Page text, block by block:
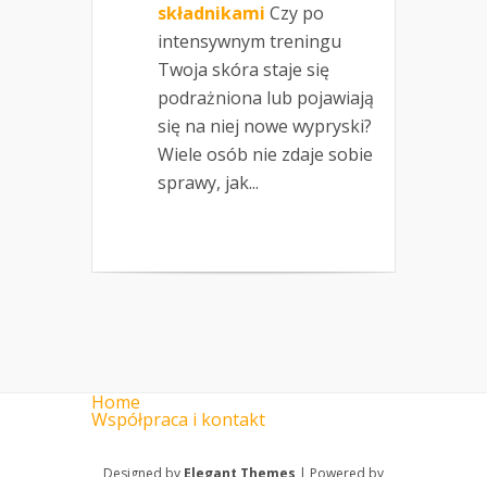
składnikami Czy po
intensywnym treningu
Twoja skóra staje się
podrażniona lub pojawiają
się na niej nowe wypryski?
Wiele osób nie zdaje sobie
sprawy, jak...
Home
Współpraca i kontakt
Designed by Elegant Themes | Powered by